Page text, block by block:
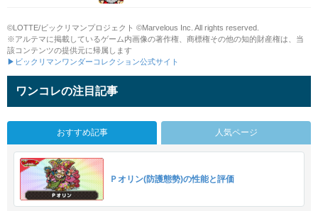
©LOTTE/ビックリマンプロジェクト ©Marvelous Inc. All rights reserved.
※アルテマに掲載しているゲーム内画像の著作権、商標権その他の知的財産権は、当
該コンテンツの提供元に帰属します
▶ビックリマンワンダーコレクション公式サイト
ワンコレの注目記事
おすすめ記事 人気ページ
Ｐオリン(防護態勢)の性能と評価